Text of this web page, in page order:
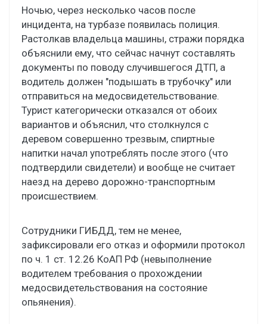
Ночью, через несколько часов после
инцидента, на турбазе появилась полиция.
Растолкав владельца машины, стражи порядка
объяснили ему, что сейчас начнут составлять
документы по поводу случившегося ДТП, а
водитель должен "подышать в трубочку" или
отправиться на медосвидетельствование.
Турист категорически отказался от обоих
вариантов и объяснил, что столкнулся с
деревом совершенно трезвым, спиртные
напитки начал употреблять после этого (что
подтвердили свидетели) и вообще не считает
наезд на дерево дорожно-транспортным
происшествием.
Сотрудники ГИБДД, тем не менее,
зафиксировали его отказ и оформили протокол
по ч. 1 ст. 12.26 КоАП РФ (невыполнение
водителем требования о прохождении
медосвидетельствования на состояние
опьянения).